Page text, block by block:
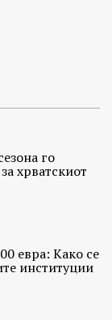
го
хрватскиот
евра: Како се
институции